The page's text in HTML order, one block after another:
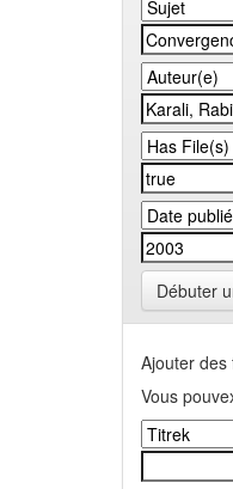
Débuter
Ajouter des
Vous